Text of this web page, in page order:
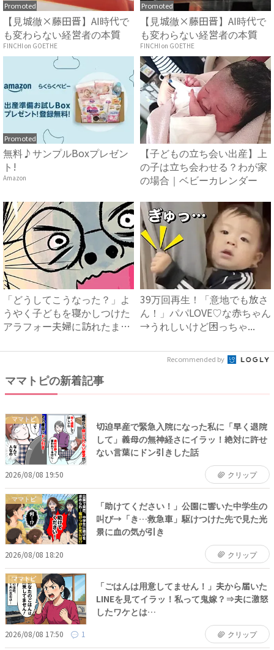
Promoted
【見城徹×藤田晋】AI時代で
も変わらない経営者の本質
FINCHI on GOETHE
Promoted
【見城徹×藤田晋】AI時代で
も変わらない経営者の本質
FINCHI on GOETHE
Promoted
無料♪サンプルBoxプレゼン
ト!
Amazon
【子どもの立ち会い出産】上
の子は立ち会わせる？わが家
の場合｜ベビーカレンダー
「どうしてこうなった？」よ
うやく子どもを寝かしつけた
アラフォー夫婦に訪れたまさ
39万回再生！「意地でも放さ
ん！」パパLOVE♡な赤ちゃん
→うれしいけど困っちゃ...
Recommended by
ママトピの新着記事
ママトピ
切迫早産で緊急入院になった私に「早く退院
して」義母の無神経さにイラッ！絶対に許せ
ない言葉にドン引きした話
2026/08/08 19:50 クリップ
ママトピ
「助けてください！」公園に響いた中学生の
叫び→「き…救急車」駆けつけた先で見た光
景に血の気が引き
2026/08/08 18:20 クリップ
ママトピ
「ごはんは用意してません！」夫から届いた
LINEを見てイラッ！私って鬼嫁？⇒夫に激怒
したワケとは…
2026/08/08 17:50 1 クリップ